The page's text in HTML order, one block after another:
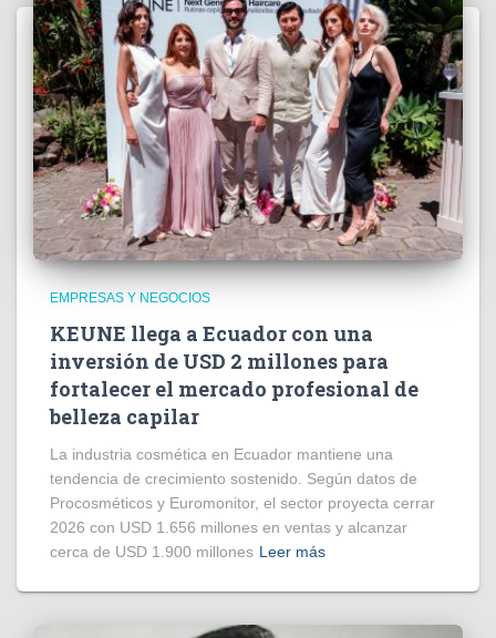
EMPRESAS Y NEGOCIOS
KEUNE llega a Ecuador con una
inversión de USD 2 millones para
fortalecer el mercado profesional de
belleza capilar
La industria cosmética en Ecuador mantiene una
tendencia de crecimiento sostenido. Según datos de
Procosméticos y Euromonitor, el sector proyecta cerrar
2026 con USD 1.656 millones en ventas y alcanzar
cerca de USD 1.900 millones Leer más